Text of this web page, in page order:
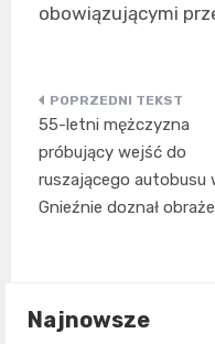
obowiązującymi
Nawigacja
wpisu
55-letni mężczyzna
próbujący wejść do
ruszającego autobusu
Gnieźnie doznał
Najnowsze